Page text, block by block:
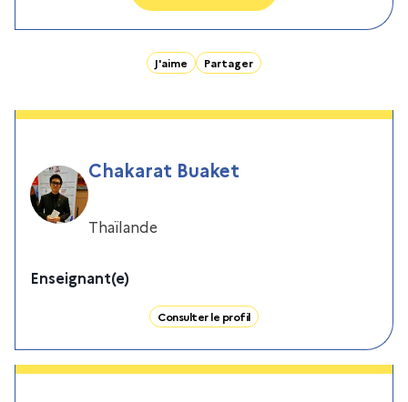
J'aime Partager
Chakarat Buaket
Thaïlande
Enseignant(e)
Consulter le profil